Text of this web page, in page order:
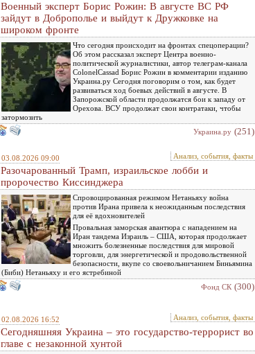
Военный эксперт Борис Рожин: В августе ВС РФ
зайдут в Доброполье и выйдут к Дружковке на
широком фронте
Что сегодня происходит на фронтах спецоперации?
Об этом рассказал эксперт Центра военно-
политической журналистики, автор телеграм-канала
ColonelCassad Борис Рожин в комментарии изданию
Украина.ру Сегодня поговорим о том, как будет
развиваться ход боевых действий в августе. В
Запорожской области продолжатся бои к западу от
Орехова. ВСУ продолжат свои контратаки, чтобы
затормозить
Украина.ру (251)
03.08.2026 09:00 Анализ, события, факты
Разочарованный Трамп, израильское лобби и
пророчество Киссинджера
Спровоцированная режимом Нетаньяху война
против Ирана привела к неожиданным последствия
для её вдохновителей
Провальная заморская авантюра с нападением на
Иран тандема Израиль – США, которая продолжает
множить болезненные последствия для мировой
торговли, для энергетической и продовольственной
безопасности, вкупе со своевольничанием Биньямина
(Биби) Нетаньяху и его ястребиной
Фонд СК (300)
02.08.2026 16:52 Анализ, события, факты
Сегодняшняя Украина – это государство-террорист во
главе с незаконной хунтой